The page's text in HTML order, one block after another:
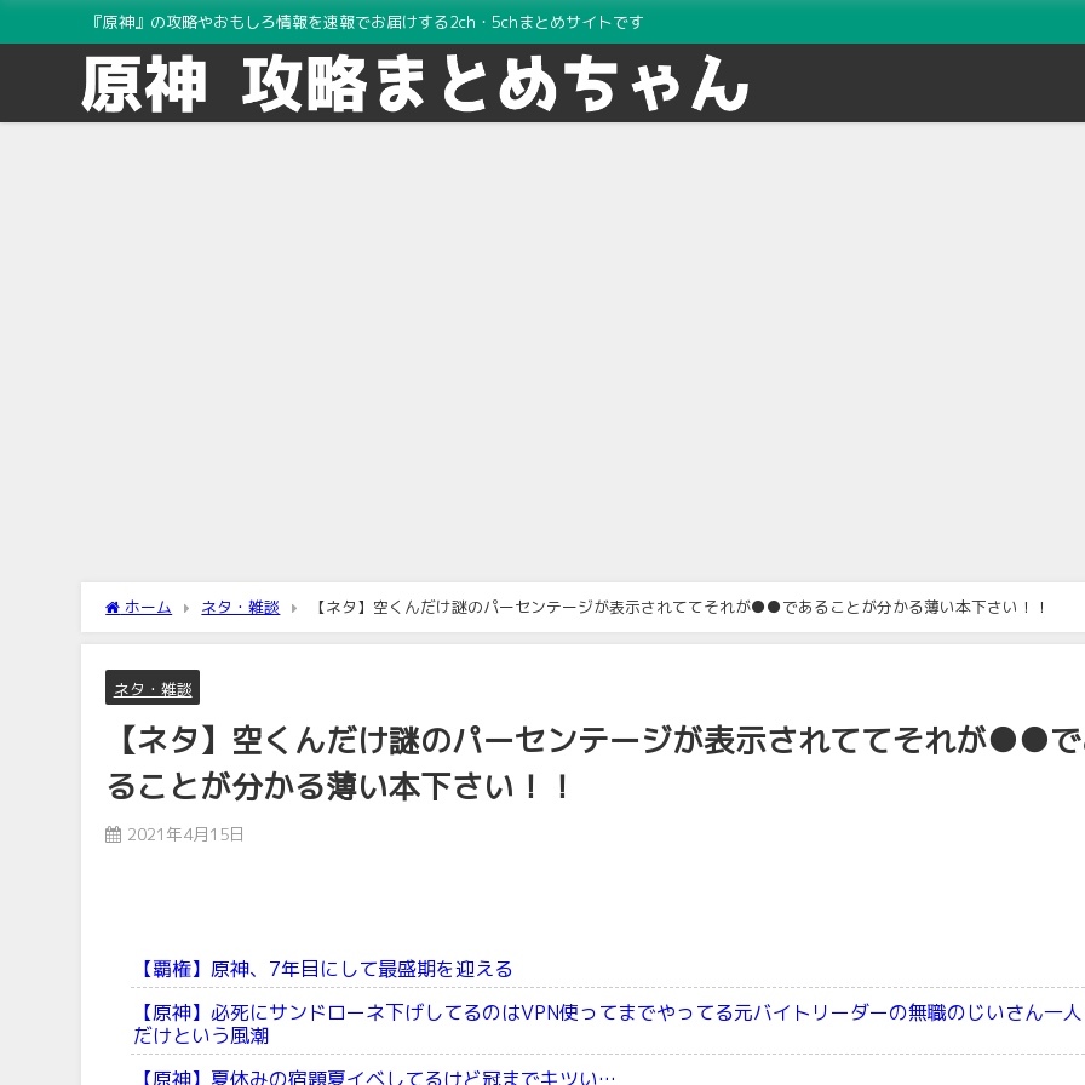
『原神』の攻略やおもしろ情報を速報でお届けする2ch・5chまとめサイトです
ホーム ネタ・雑談 【ネタ】空くんだけ謎のパーセンテージが表示されててそれが●●であることが分かる薄い本下さい！！
ネタ・雑談
【ネタ】空くんだけ謎のパーセンテージが表示されててそれが●●
ることが分かる薄い本下さい！！
2021年4月15日
【覇権】原神、7年目にして最盛期を迎える
【原神】必死にサンドローネ下げしてるのはVPN使ってまでやってる元バイトリーダーの無職のじいさん一人
だけという風潮
【原神】夏休みの宿題夏イベしてるけど冠までキツい…